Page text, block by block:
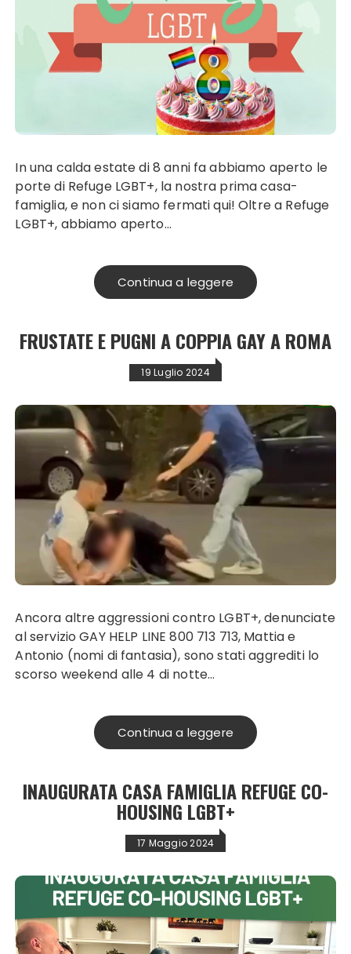
In una calda estate di 8 anni fa abbiamo aperto le
porte di Refuge LGBT+, la nostra prima casa-
famiglia, e non ci siamo fermati qui! Oltre a Refuge
LGBT+, abbiamo aperto…
Continua a leggere
FRUSTATE E PUGNI A COPPIA GAY A ROMA
19 Luglio 2024
Ancora altre aggressioni contro LGBT+, denunciate
al servizio GAY HELP LINE 800 713 713, Mattia e
Antonio (nomi di fantasia), sono stati aggrediti lo
scorso weekend alle 4 di notte…
Continua a leggere
INAUGURATA CASA FAMIGLIA REFUGE CO-
HOUSING LGBT+
17 Maggio 2024